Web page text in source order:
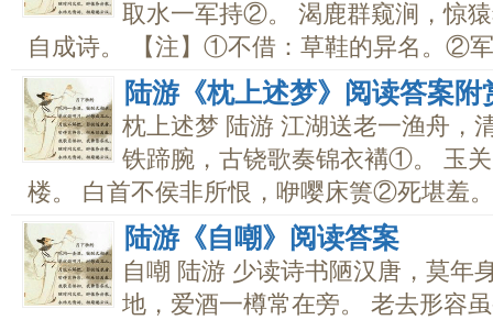
取水一军持②。 渴鹿群窥涧，惊
自成诗。 【注】①不借：草鞋的异名。②
陆游《枕上述梦》阅读答案附
枕上述梦 陆游 江湖送老一渔舟，
铁蹄腕，古铙歌奏锦衣褠①。 玉
楼。 白首不侯非所恨，咿嘤床箦②死堪羞
陆游《自嘲》阅读答案
自嘲 陆游 少读诗书陋汉唐，莫年
地，爱酒一樽常在旁。 老去形容